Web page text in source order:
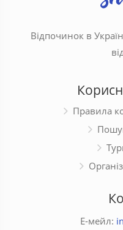
Відпочинок в
Правила
Е-мейл: